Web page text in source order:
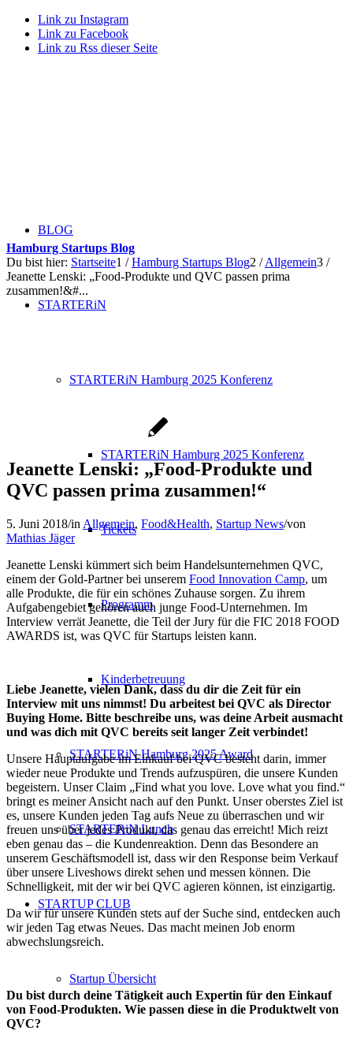
Link zu Instagram
Link zu Facebook
Link zu Rss dieser Seite
BLOG
STARTERiN
STARTERiN Hamburg 2025 Konferenz
STARTERiN Hamburg 2025 Konferenz
Tickets
Programm
Kinderbetreuung
STARTERiN Hamburg 2025 Award
STARTERiN Lunch
STARTUP CLUB
Startup Übersicht
Hamburg Startups Blog
Du bist hier: Startseite1 / Hamburg Startups Blog2 / Allgemein3 /
Jeanette Lenski: „Food-Produkte und QVC passen prima
zusammen!&#...
Jeanette Lenski: „Food-Produkte und
QVC passen prima zusammen!“
5. Juni 2018/in Allgemein, Food&Health, Startup News/von
Mathias Jäger
Jeanette Lenski kümmert sich beim Handelsunternehmen QVC,
einem der Gold-Partner bei unserem Food Innovation Camp, um
alle Produkte, die für ein schönes Zuhause sorgen. Zu ihrem
Aufgabengebiet gehören auch junge Food-Unternehmen. Im
Interview verrät Jeanette, die Teil der Jury für die FIC 2018 FOOD
AWARDS ist, was QVC für Startups leisten kann.
Liebe Jeanette, vielen Dank, dass du dir die Zeit für ein
Interview mit uns nimmst! Du arbeitest bei QVC als Director
Buying Home. Bitte beschreibe uns, was deine Arbeit ausmacht
und was dich mit QVC bereits seit langer Zeit verbindet!
Unsere Hauptaufgabe im Einkauf bei QVC besteht darin, immer
wieder neue Produkte und Trends aufzuspüren, die unsere Kunden
begeistern. Unser Claim „Find what you love. Love what you find.“
bringt es meiner Ansicht nach auf den Punkt. Unser oberstes Ziel ist
es, unsere Kunden jeden Tag aufs Neue zu überraschen und wir
freuen uns über jedes Produkt, das genau das erreicht! Mich reizt
eben genau das – die Kundenreaktion. Denn das Besondere an
unserem Geschäftsmodell ist, dass wir den Response beim Verkauf
über unsere Liveshows direkt sehen und messen können. Die
Schnelligkeit, mit der wir bei QVC agieren können, ist einzigartig.
Da wir für unsere Kunden stets auf der Suche sind, entdecken auch
wir jeden Tag etwas Neues. Das macht meinen Job enorm
abwechslungsreich.
Du bist durch deine Tätigkeit auch Expertin für den Einkauf
von Food-Produkten. Wie passen diese in die Produktwelt von
QVC?